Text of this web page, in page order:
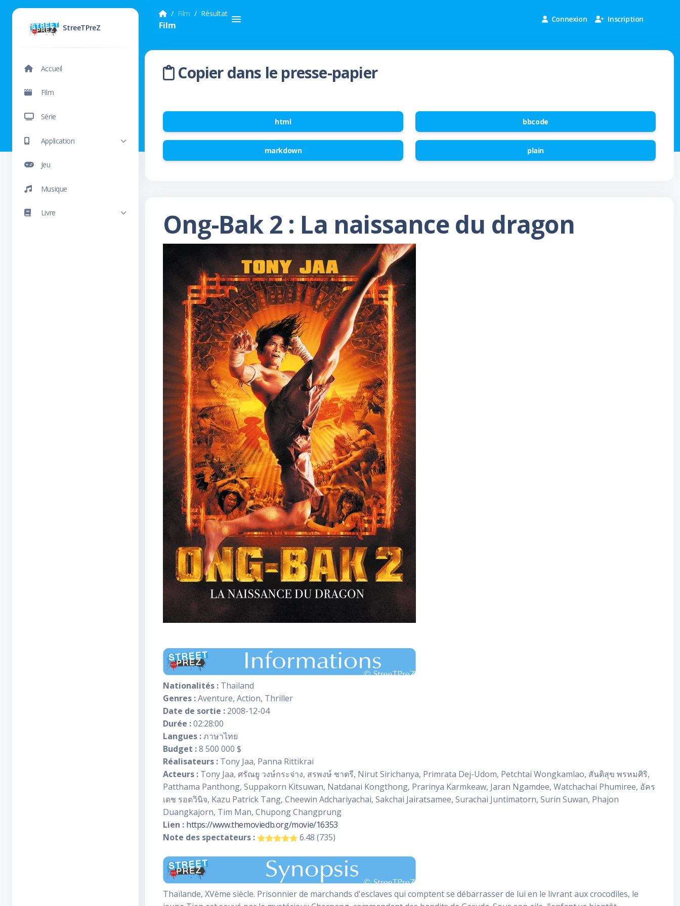
StreeTPreZ
Accueil
Film
Série
Application
Jeu
Musique
Livre
Film Résultat
Film
Connexion Inscription
Copier dans le presse-papier
html bbcode
markdown plain
Ong-Bak 2 : La naissance du dragon
Nationalités : Thailand
Genres :Aventure, Action, Thriller
Date de sortie : 2008-12-04
Durée :02:28:00
Langues :ภาษาไทย
Budget :8 500 000 $
Réalisateurs : Tony Jaa, Panna Rittikrai
Acteurs : Tony Jaa, ศรัณยู วงษ์กระจ่าง, สรพงษ์ ชาตรี, Nirut Sirichanya, Primrata Dej-Udom, Petchtai Wongkamlao, สันติสุข พรหมศิริ,
Patthama Panthong, Suppakorn Kitsuwan, Natdanai Kongthong, Prarinya Karmkeaw, Jaran Ngamdee, Watchachai Phumiree, อัคร
เดช รอดวินิจ, Kazu Patrick Tang, Cheewin Adchariyachai, Sakchai Jairatsamee, Surachai Juntimatorn, Surin Suwan, Phajon
Duangkajorn, Tim Man, Chupong Changprung
Lien : https://www.themoviedb.org/movie/16353
Note des spectateurs :
6.48 (735)
Thaïlande, XVème siècle. Prisonnier de marchands d'esclaves qui comptent se débarrasser de lui en le livrant aux crocodiles, le